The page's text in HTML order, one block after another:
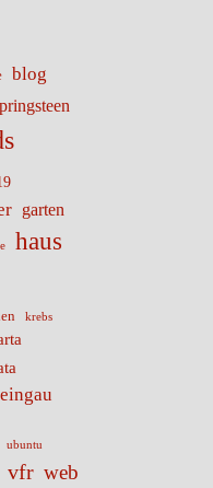
blog
garten
haus
krebs
ubuntu
vfr web